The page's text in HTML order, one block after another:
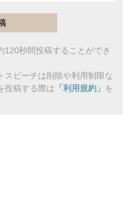
秒間投稿することができ
ピーチは削除や利用制限な
投稿する際は 「利用規約」 を